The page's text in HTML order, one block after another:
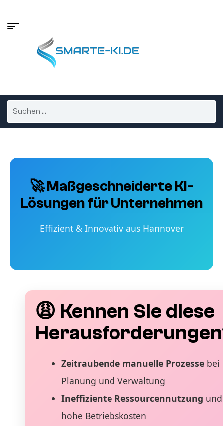
🚀 Maßgeschneiderte KI-
Lösungen für Unternehmen
Effizient & Innovativ aus Hannover
😩 Kennen Sie diese
Zeitraubende manuelle Prozessebei
Planung und Verwaltung
Ineffiziente Ressourcennutzung und
hohe Betriebskosten